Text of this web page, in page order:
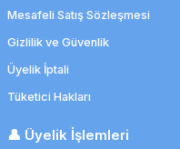
Mesafeli Satış Sözleşmesi
Gizlilik ve Güvenlik
Üyelik İptali
Tüketici Hakları
👤 Üyelik İşlemleri